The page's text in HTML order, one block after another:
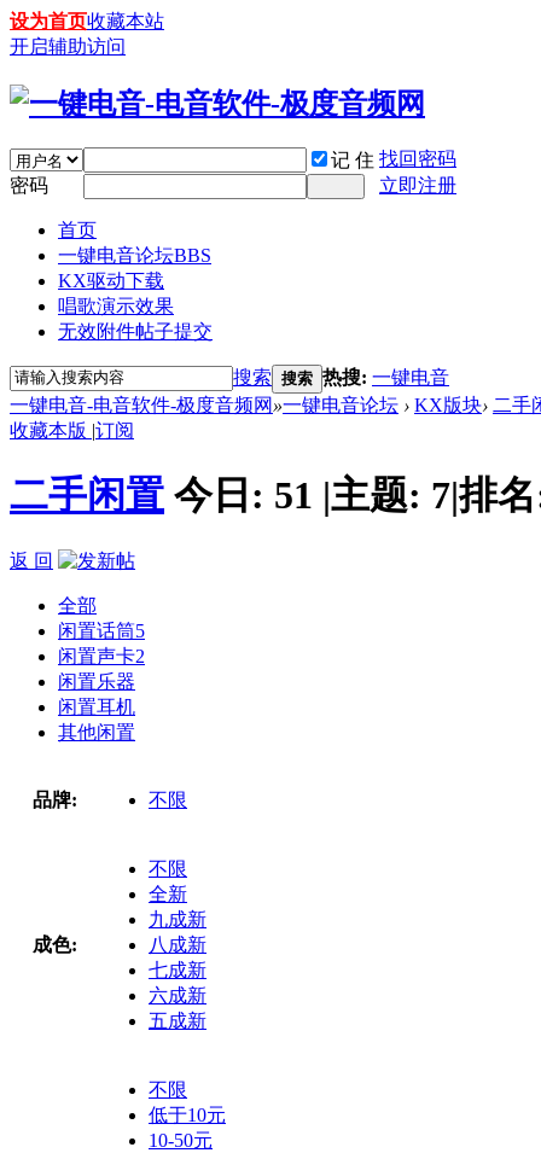
设为首页收藏本站
开启辅助访问
记 住 找回密码
密码
立即注册
首页
一键电音论坛BBS
KX驱动下载
唱歌演示效果
无效附件帖子提交
搜索 搜索 热搜: 一键电音
一键电音-电音软件-极度音频网 »一键电音论坛 › KX版块› 二手
收藏本版 |订阅
二手闲置 今日: 51 |主题: 7|排
返 回
全部
闲置话筒5
闲置声卡2
闲置乐器
闲置耳机
其他闲置
品牌: 不限
成色:
不限
全新
九成新
八成新
七成新
六成新
五成新
不限
低于10元
10-50元